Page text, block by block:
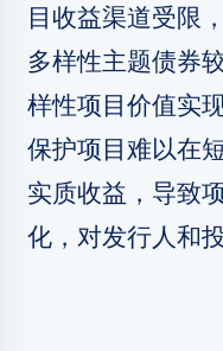
目收益渠道受限
多样性主题债券
样性项目价值实
保护项目难以在
实质收益，导致
化，对发行人和